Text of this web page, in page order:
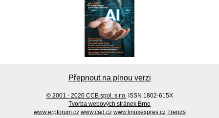
Přepnout na plnou verzi
© 2001 - 2026 CCB spol. s r.o.ISSN 1802-615X
Tvorba webových stránek Brno
www.erpforum.cz www.cad.cz www.linuxexpres.cz Trends